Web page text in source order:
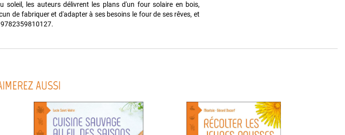
soleil, les auteurs délivrent les plans d'un four solaire en bois,
de fabriquer et d'adapter à ses besoins le four de ses rêves, et
9782359810127.
AUSSI